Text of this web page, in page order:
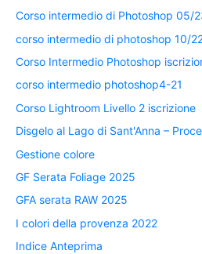
Corso intermedio di Photoshop 05/
corso intermedio di photoshop 10/
Corso Intermedio Photoshop
corso intermedio photoshop4-21
Corso Lightroom Livello 2 iscrizione
Disgelo al Lago di Sant'Anna –
Gestione colore
GF Serata Foliage 2025
GFA serata RAW 2025
I colori della provenza 2022
Indice Anteprima